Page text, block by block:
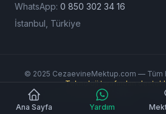
Ana Sayfa Yardım
WhatsApp: 0 850 302 34 16
İstanbul, Türkiye
© 2025 CezaevineMektup.com — Tüm
Teknoloji tarafından
Ödeme Yöntemleri: